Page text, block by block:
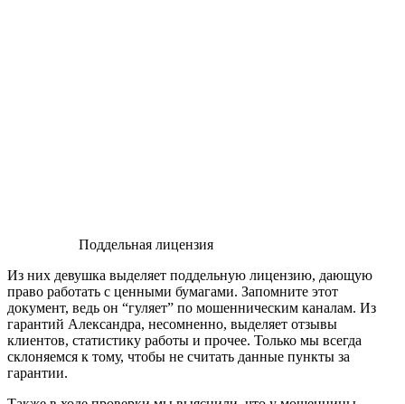
Поддельная лицензия
Из них девушка выделяет поддельную лицензию, дающую
право работать с ценными бумагами. Запомните этот
документ, ведь он “гуляет” по мошенническим каналам. Из
гарантий Александра, несомненно, выделяет отзывы
клиентов, статистику работы и прочее. Только мы всегда
склоняемся к тому, чтобы не считать данные пункты за
гарантии.